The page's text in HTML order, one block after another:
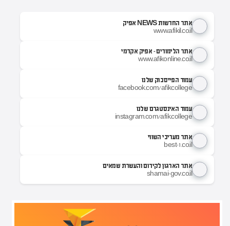
אתר החדשות NEWS אפיק
www.afikil.co.il
אתר הלימודים - אפיק אקדמי
www.afikonline.co.il
עמוד הפייסבוק שלנו
facebook.com/afikcollege
עמוד האינסטגרם שלנו
instagram.com/afik.college
אתר מעריכי השווי
best-1.co.il
אתר הארגון לקידום והעשרת שמאים
shamai-gov.co.il